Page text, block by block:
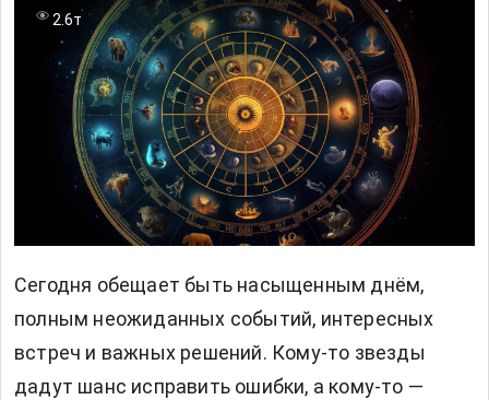
2.6т
Сегодня обещает быть насыщенным днём,
полным неожиданных событий, интересных
встреч и важных решений. Кому-то звезды
дадут шанс исправить ошибки, а кому-то —